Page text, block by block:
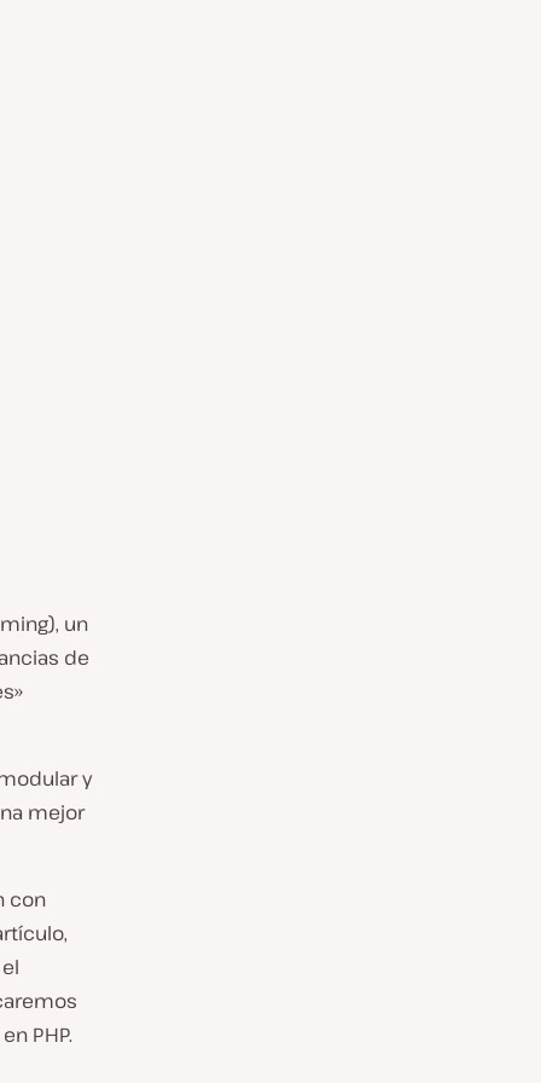
un
de
y
mejor
con
PHP.